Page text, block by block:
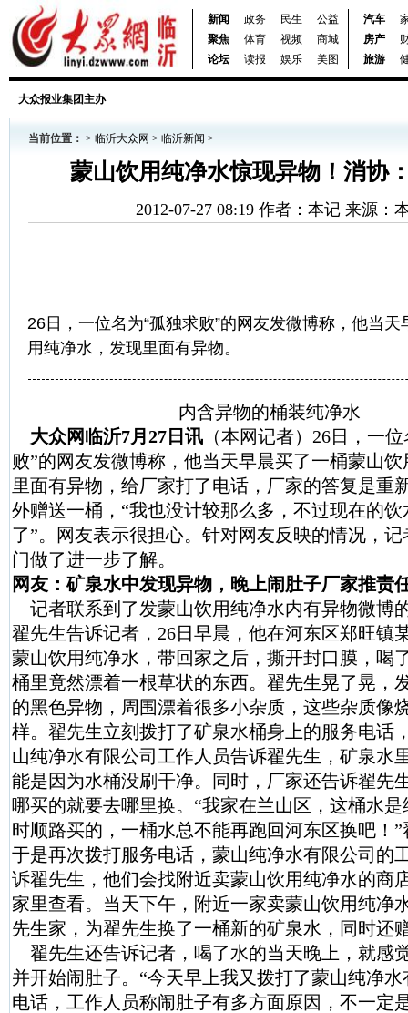
新闻 政务 民生
公益
聚焦
体育 视频
商城
论坛
读报 娱乐 美图
汽车
房产
旅游
大众报业集团主办
当前位置： > 临沂大众网 > 临沂新闻 >
蒙山饮用纯净水惊现异物！消协
2012-07-27 08:19 作者：本记 来源：
26日，一位名为“孤独求败”的网友发微博称，他当
用纯净水，发现里面有异物。
内含异物的桶装纯净水
大众网临沂7月27日讯 （本网记者）26日，一
败”的网友发微博称，他当天早晨买了一桶蒙山
里面有异物，给厂家打了电话，厂家的答复是重
外赠送一桶，“我也没计较那么多，不过现在的
了”。网友表示很担心。针对网友反映的情况，
门做了进一步了解。
网友：矿泉水中发现异物，晚上闹肚子厂家推责
记者联系到了发蒙山饮用纯净水内有异物微博
翟先生告诉记者，26日早晨，他在河东区郑旺镇
蒙山饮用纯净水，带回家之后，撕开封口膜，喝
桶里竟然漂着一根草状的东西。翟先生晃了晃，
的黑色异物，周围漂着很多小杂质，这些杂质像
样。翟先生立刻拨打了矿泉水桶身上的服务电话
山纯净水有限公司工作人员告诉翟先生，矿泉水
能是因为水桶没刷干净。同时，厂家还告诉翟先
哪买的就要去哪里换。“我家在兰山区，这桶水
时顺路买的，一桶水总不能再跑回河东区换吧！
于是再次拨打服务电话，蒙山纯净水有限公司的
诉翟先生，他们会找附近卖蒙山饮用纯净水的商
家里查看。当天下午，附近一家卖蒙山饮用纯净
先生家，为翟先生换了一桶新的矿泉水，同时还
翟先生还告诉记者，喝了水的当天晚上，就感
并开始闹肚子。“今天早上我又拨打了蒙山纯净
电话，工作人员称闹肚子有多方面原因，不一定